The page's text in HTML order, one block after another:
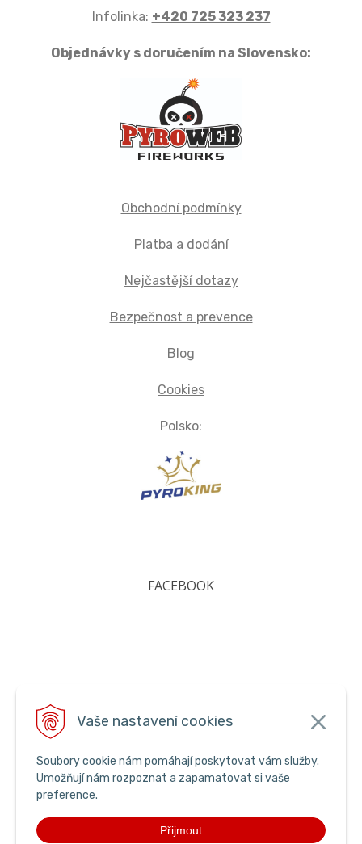
Vaše nastavení cookies
Soubory cookie nám pomáhají poskytovat vám služby.
Umožňují nám rozpoznat a zapamatovat si vaše
preference.
Přijmout
Infolinka: +420 725 323 237
Objednávky s doručením na Slovensko:
Obchodní podmínky
Platba a dodání
Nejčastější dotazy
Bezpečnost a prevence
Blog
Cookies
Polsko:
FACEBOOK